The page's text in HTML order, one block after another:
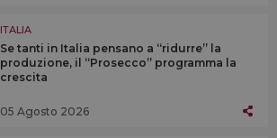
ITALIA
Se tanti in Italia pensano a “ridurre” la
produzione, il “Prosecco” programma la
crescita
05 Agosto 2026